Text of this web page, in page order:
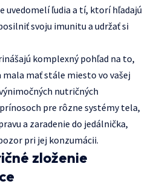
uvedomelí ľudia a tí, ktorí hľadajú
svoju imunitu a udržať si
komplexný pohľad na to,
mala mať stále miesto vo vašej
nutričných
pre rôzne systémy tela,
a zaradenie do jedálnička,
pri jej konzumácii.
zloženie